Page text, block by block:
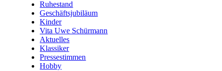
Ruhestand
Geschäftsjubiläum
Kinder
Vita Uwe Schürmann
Aktuelles
Klassiker
Pressestimmen
Hobby